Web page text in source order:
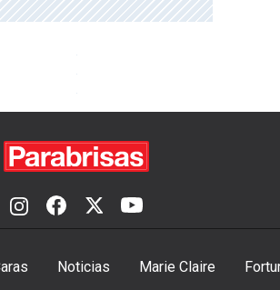
Noticias Marie Claire